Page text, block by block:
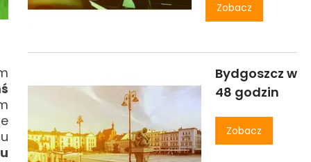
Zobacz
Bydgoszcz w
48 godzin
Zobacz